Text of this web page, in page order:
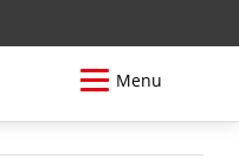
Menu